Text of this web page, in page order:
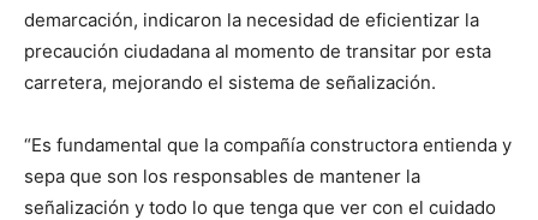
demarcación, indicaron la necesidad de eficientizar la
precaución ciudadana al momento de transitar por esta
carretera, mejorando el sistema de señalización.
“Es fundamental que la compañía constructora entienda y
sepa que son los responsables de mantener la
señalización y todo lo que tenga que ver con el cuidado